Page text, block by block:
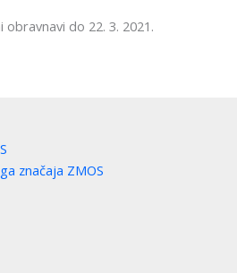
do 22. 3. 2021.
značaja ZMOS